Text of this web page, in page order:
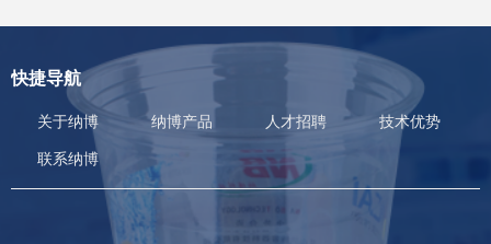
快捷导航
关于纳博 纳博产品 人才招聘 技术优势
联系纳博